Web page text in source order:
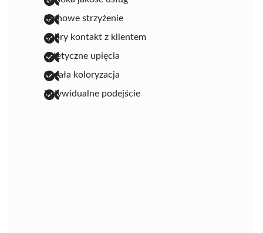
fachowe strzyżenie
dobry kontakt z klientem
estetyczne upięcia
trwała koloryzacja
indywidualne podejście